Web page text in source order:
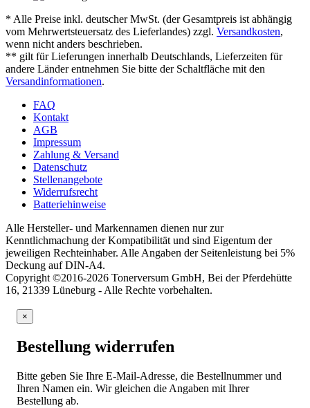
* Alle Preise inkl. deutscher MwSt. (der Gesamtpreis ist abhängig
vom Mehrwertsteuersatz des Lieferlandes) zzgl. Versandkosten,
wenn nicht anders beschrieben.
** gilt für Lieferungen innerhalb Deutschlands, Lieferzeiten für
andere Länder entnehmen Sie bitte der Schaltfläche mit den
Versandinformationen.
FAQ
Kontakt
AGB
Impressum
Zahlung & Versand
Datenschutz
Stellenangebote
Widerrufsrecht
Batteriehinweise
Alle Hersteller- und Markennamen dienen nur zur
Kenntlichmachung der Kompatibilität und sind Eigentum der
jeweiligen Rechteinhaber. Alle Angaben der Seitenleistung bei 5%
Deckung auf DIN-A4.
Copyright ©2016-2026 Tonerversum GmbH, Bei der Pferdehütte
16, 21339 Lüneburg - Alle Rechte vorbehalten.
×
Bestellung widerrufen
Bitte geben Sie Ihre E-Mail-Adresse, die Bestellnummer und
Ihren Namen ein. Wir gleichen die Angaben mit Ihrer
Bestellung ab.